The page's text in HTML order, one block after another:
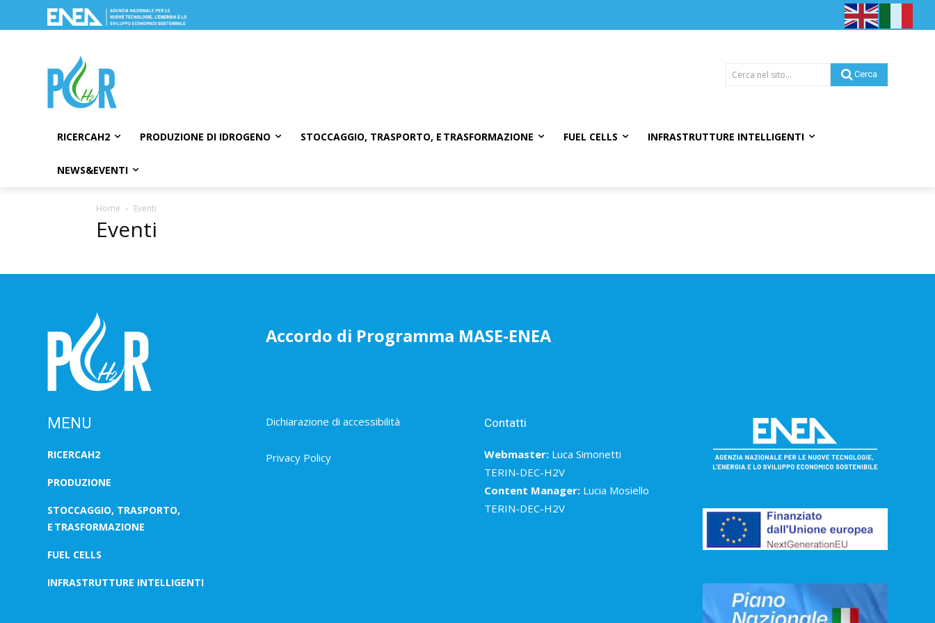
Cerca nel sito... Cerca
RICERCAH2 PRODUZIONE DI IDROGENO STOCCAGGIO, TRASPORTO, E TRASFORMAZIONE FUEL CELLS INFRASTRUTTURE INTELLIGENTI
NEWS&EVENTI
Home Eventi
Eventi
Accordo di Programma MASE-ENEA
MENU
RICERCAH2
PRODUZIONE
STOCCAGGIO, TRASPORTO,
E TRASFORMAZIONE
FUEL CELLS
INFRASTRUTTURE INTELLIGENTI
Dichiarazione di accessibilità
Privacy Policy
Contatti
Webmaster: Luca Simonetti
TERIN-DEC-H2V
Content Manager: Lucia Mosiello
TERIN-DEC-H2V